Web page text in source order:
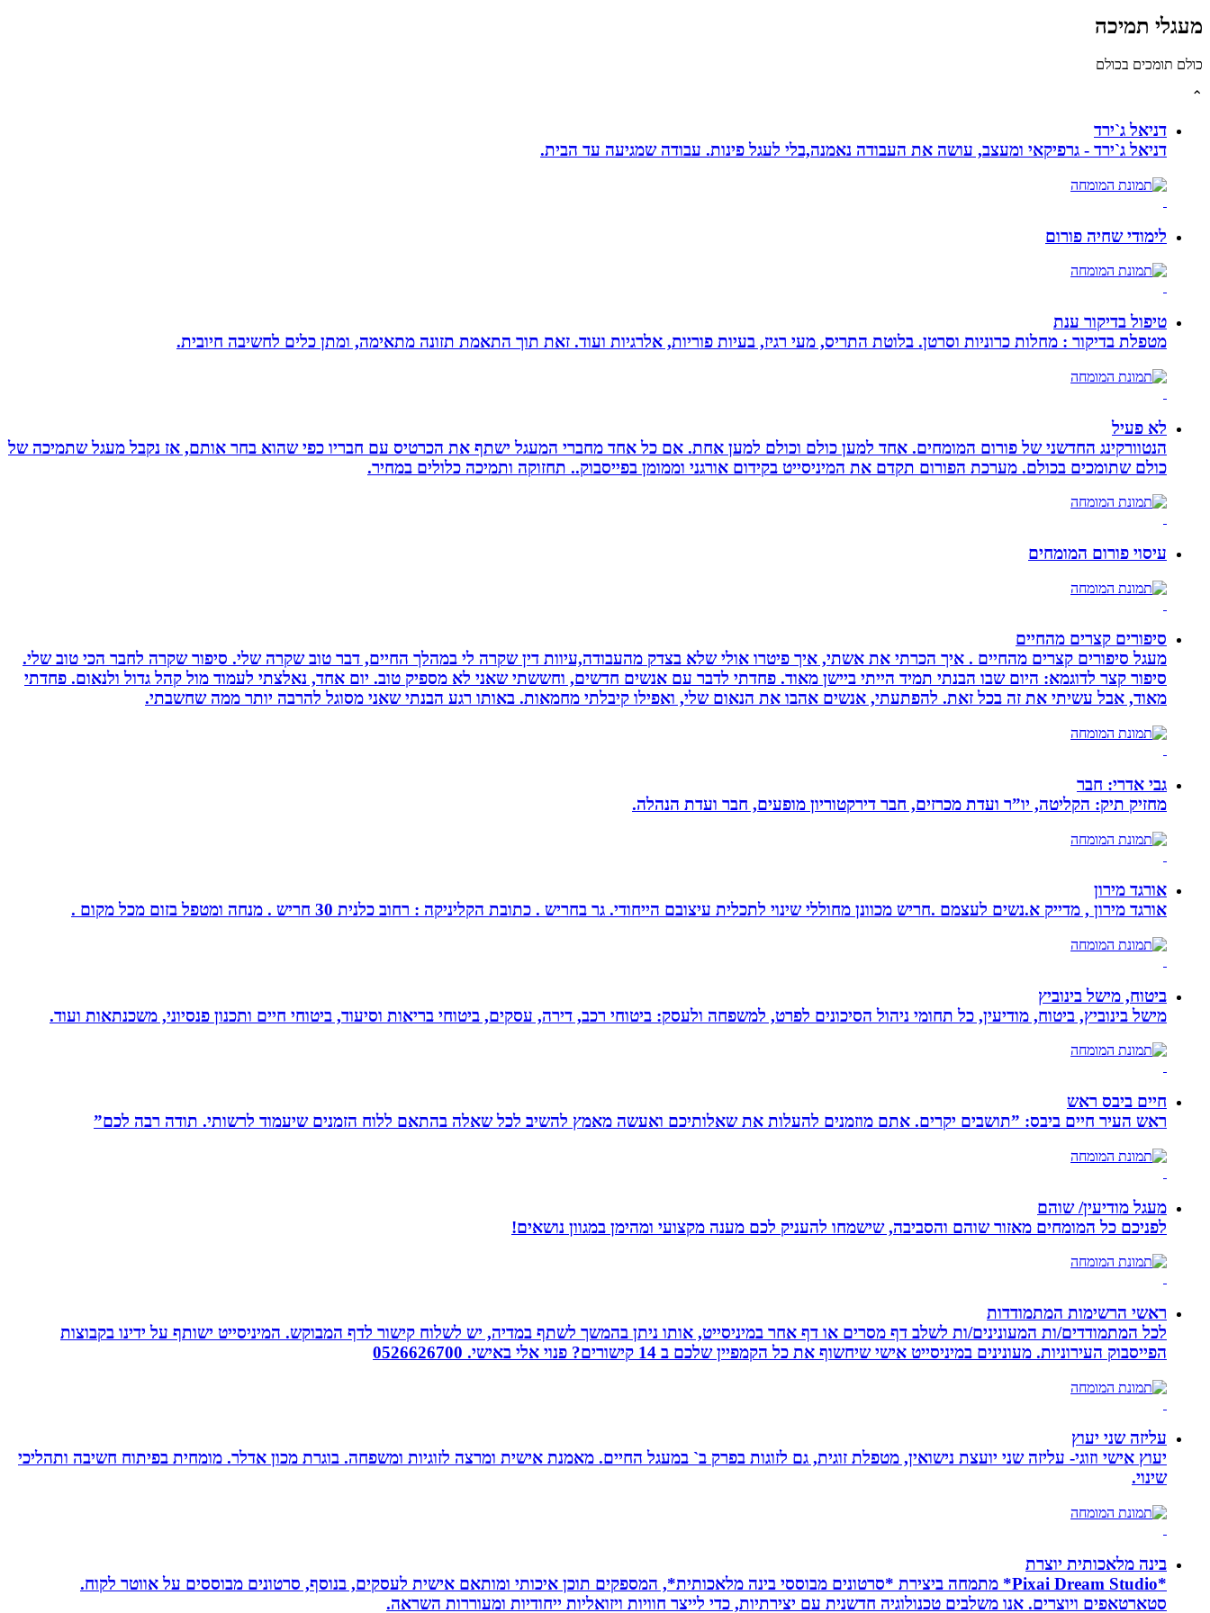
מעגלי תמיכה
כולם תומכים בכולם
⌃
דניאל ג`ירד
דניאל ג`ירד - גרפיקאי ומעצב, עושה את העבודה נאמנה,בלי לעגל פינות. עבודה שמגיעה עד הבית.
לימודי שחיה פורום
טיפול בדיקור ענת
מטפלת בדיקור : מחלות כרוניות וסרטן. בלוטת התריס, מעי רגיז, בעיות פוריות, אלרגיות ועוד. זאת תוך התאמת תזונה מתאימה, ומתן כלים לחשיבה חיובית.
לא פעיל
הנטוורקינג החדשני של פורום המומחים. אחד למען כולם וכולם למען אחת. אם כל אחד מחברי המעגל ישתף את הכרטיס עם חבריו כפי שהוא בחר אותם, אז נקבל מעגל שתמיכה של
כולם שתומכים בכולם. מערכת הפורום תקדם את המיניסייט בקידום אורגני וממומן בפייסבוק.. תחזוקה ותמיכה כלולים במחיר.
עיסוי פורום המומחים
סיפורים קצרים מהחיים
מעגל סיפורים קצרים מהחיים . איך הכרתי את אשתי, איך פיטרו אולי שלא בצדק מהעבודה,עיוות דין שקרה לי במהלך החיים, דבר טוב שקרה שלי. סיפור שקרה לחבר הכי טוב שלי.
סיפור קצר לדוגמא: היום שבו הבנתי תמיד הייתי ביישן מאוד. פחדתי לדבר עם אנשים חדשים, וחששתי שאני לא מספיק טוב. יום אחד, נאלצתי לעמוד מול קהל גדול ולנאום. פחדתי
מאוד, אבל עשיתי את זה בכל זאת. להפתעתי, אנשים אהבו את הנאום שלי, ואפילו קיבלתי מחמאות. באותו רגע הבנתי שאני מסוגל להרבה יותר ממה שחשבתי.
גבי אדרי: חבר
מחזיק תיק: הקליטה, יו”ר ועדת מכרזים, חבר דירקטוריון מופעים, חבר ועדת הנהלה.
אורגד מירון
אורגד מירון , מדייק א.נשים לעצמם .חריש מכוונן מחוללי שינוי לתכלית עיצובם הייחודי. גר בחריש . כתובת הקליניקה : רחוב כלנית 30 חריש . מנחה ומטפל בזום מכל מקום .
ביטוח, מישל בינוביץ
מישל בינוביץ, ביטוח, מודיעין, כל תחומי ניהול הסיכונים לפרט, למשפחה ולעסק: ביטוחי רכב, דירה, עסקים, ביטוחי בריאות וסיעוד, ביטוחי חיים ותכנון פנסיוני, משכנתאות ועוד.
חיים ביבס ראש
ראש העיר חיים ביבס: ”תושבים יקרים. אתם מוזמנים להעלות את שאלותיכם ואעשה מאמץ להשיב לכל שאלה בהתאם ללוח הזמנים שיעמוד לרשותי. תודה רבה לכם”
מעגל מודיעין/ שוהם
לפניכם כל המומחים מאזור שוהם והסביבה, שישמחו להעניק לכם מענה מקצועי ומהימן במגוון נושאים!
ראשי הרשימות המתמודדות
לכל המתמודדים/ות המעונינים/ות לשלב דף מסרים או דף אחר במיניסייט, אותו ניתן בהמשך לשתף במדיה, יש לשלוח קישור לדף המבוקש. המיניסייט ישותף על ידינו בקבוצות
הפייסבוק העירוניות. מעונינים במיניסייט אישי שיחשוף את כל הקמפיין שלכם ב 14 קישורים? פנוי אלי באישי. 0526626700
עליזה שני יעוץ
יעוץ אישי וזוגי- עליזה שני יועצת נישואין, מטפלת זוגית, גם לזוגות בפרק ב` במעגל החיים. מאמנת אישית ומרצה לזוגיות ומשפחה. בוגרת מכון אדלר. מומחית בפיתוח חשיבה ותהליכי
שינוי.
בינה מלאכותית יוצרת
*Pixai Dream Studio* מתמחה ביצירת *סרטונים מבוססי בינה מלאכותית*, המספקים תוכן איכותי ומותאם אישית לעסקים, בנוסף, סרטונים מבוססים על אווטר לקוח.
סטארטאפים ויוצרים. אנו משלבים טכנולוגיה חדשנית עם יצירתיות, כדי לייצר חוויות ויזואליות ייחודיות ומעוררות השראה.